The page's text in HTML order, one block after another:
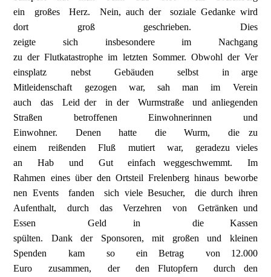
ein großes Herz. Nein, auch der soziale Gedanke wird
dort groß geschrieben. Dies
zeigte sich insbesondere im Nachgang
zu der Flutkatastrophe im letzten Sommer. Obwohl der Ver
einsplatz nebst Gebäuden selbst in arge
Mitleidenschaft gezogen war, sah man im Verein
auch das Leid der in der Wurmstraße und anliegenden
Straßen betroffenen Einwohnerinnen und
Einwohner. Denen hatte die Wurm, die zu
einem reißenden Fluß mutiert war, geradezu vieles
an Hab und Gut einfach weggeschwemmt. Im
Rahmen eines über den Ortsteil Frelenberg hinaus beworbe
nen Events fanden sich viele Besucher, die durch ihren
Aufenthalt, durch das Verzehren von Getränken und
Essen Geld in die Kassen
spülten. Dank der Sponsoren, mit großen und kleinen
Spenden kam so ein Betrag von 12.000
Euro zusammen, der den Flutopfern durch den